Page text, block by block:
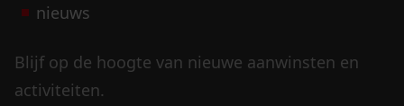
nieuws
Blijf op de hoogte van nieuwe aanwinsten en
activiteiten.